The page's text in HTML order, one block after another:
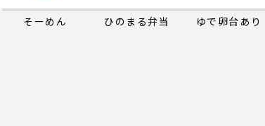
そーめん ひのまる弁当 ゆで卵台あり